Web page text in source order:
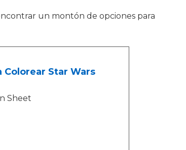
un montón de opciones para
Star Wars
Sheet